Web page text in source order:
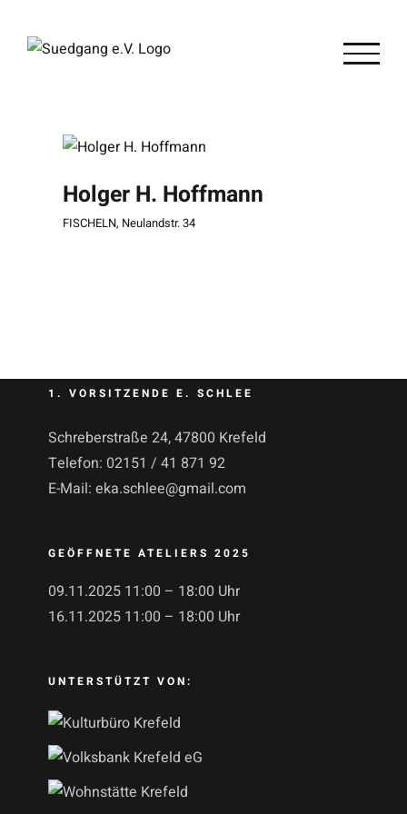
Inhalt
Holger H. Hoffmann
FISCHELN, Neulandstr. 34
1. VORSITZENDE E. SCHLEE
Schreberstraße 24, 47800 Krefeld
Telefon: 02151 / 41 871 92
E-Mail: eka.schlee@gmail.com
GEÖFFNETE ATELIERS 2025
09.11.2025 11:00 – 18:00 Uhr
16.11.2025 11:00 – 18:00 Uhr
UNTERSTÜTZT VON: